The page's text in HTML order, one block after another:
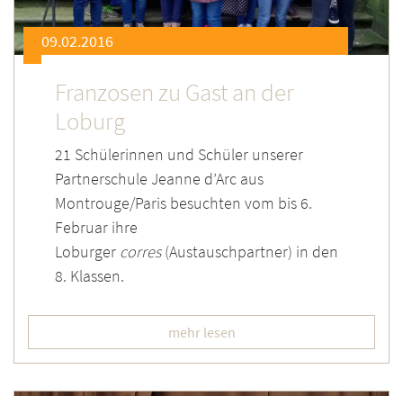
09.02.2016
Franzosen zu Gast an der
Loburg
21 Schülerinnen und Schüler unserer
Partnerschule Jeanne d’Arc aus
Montrouge/Paris besuchten vom bis 6.
Februar ihre
Loburger corres(Austauschpartner) in den
8. Klassen.
mehr lesen